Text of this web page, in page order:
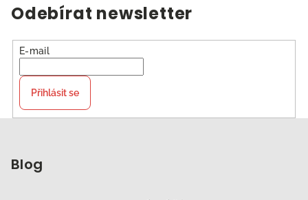
Odebírat newsletter
E-mail
Přihlásit se
Blog